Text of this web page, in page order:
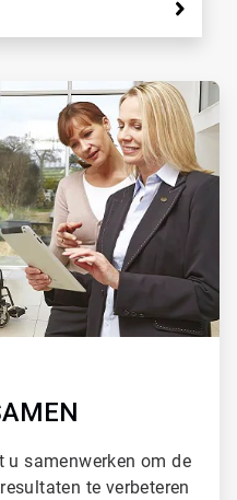
u samenwerken om de
te verbeteren